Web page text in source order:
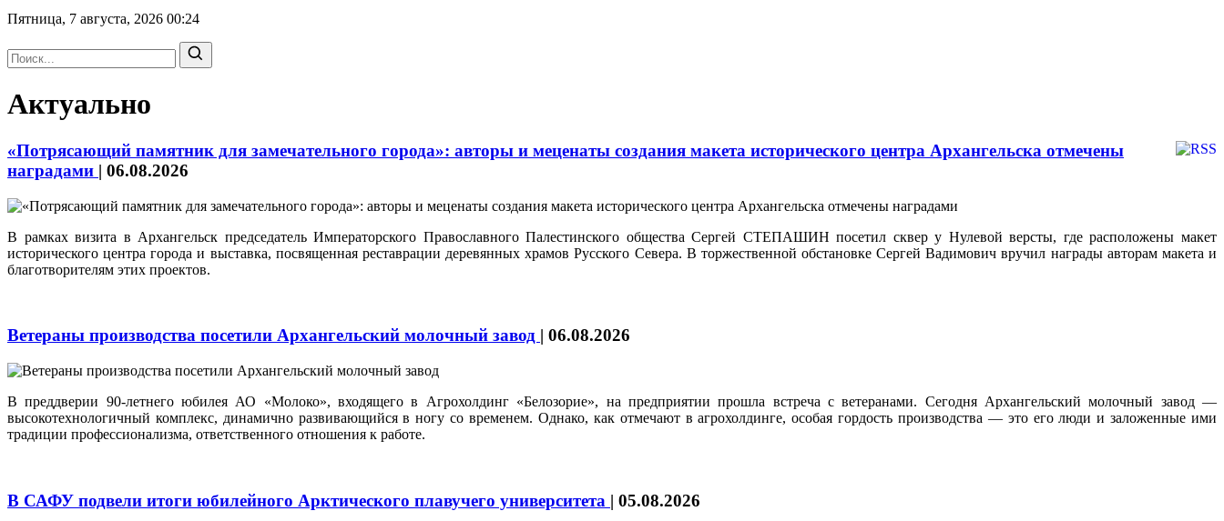
Пятница, 7 августа, 2026 00:24
Актуально
«Потрясающий памятник для замечательного города»: авторы и меценаты создания макета исторического центра Архангельска отмечены
наградами | 06.08.2026
В рамках визита в Архангельск председатель Императорского Православного Палестинского общества Сергей СТЕПАШИН посетил сквер у Нулевой версты, где расположены макет
исторического центра города и выставка, посвященная реставрации деревянных храмов Русского Севера. В торжественной обстановке Сергей Вадимович вручил награды авторам макета и
благотворителям этих проектов.
Ветераны производства посетили Архангельский молочный завод | 06.08.2026
В преддверии 90-летнего юбилея АО «Молоко», входящего в Агрохолдинг «Белозорие», на предприятии прошла встреча с ветеранами. Сегодня Архангельский молочный завод —
высокотехнологичный комплекс, динамично развивающийся в ногу со временем. Однако, как отмечают в агрохолдинге, особая гордость производства — это его люди и заложенные ими
традиции профессионализма, ответственного отношения к работе.
В САФУ подвели итоги юбилейного Арктического плавучего университета | 05.08.2026